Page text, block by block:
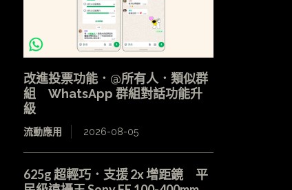
改進投票功能．@所有人．類似群
組 WhatsApp 群組對話功能升
級
流動應用 2026-08-05
625g 超輕巧．支援 2x 增距鏡 平